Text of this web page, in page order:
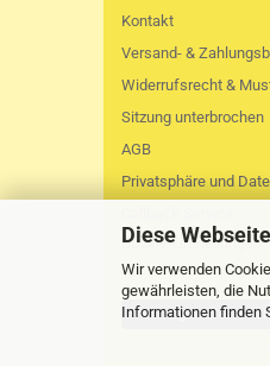
Diese
Wir verwenden
gewährleisten, die
Informationen finden
Kontakt
Versand- &
Widerrufsrecht &
Sitzung unterbrochen
AGB
Privatsphäre und
Cookie Einstellungen
Vertrag